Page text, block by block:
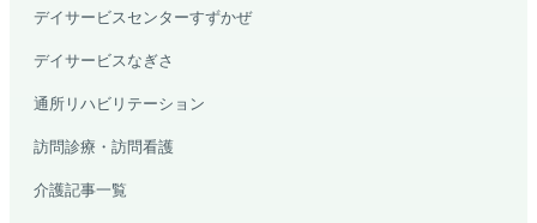
デイサービスセンターすずかぜ
デイサービスなぎさ
通所リハビリテーション
訪問診療・訪問看護
介護記事一覧